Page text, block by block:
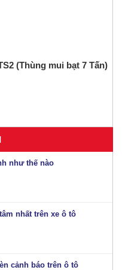
(Thùng mui bạt 7 Tấn)
như thế nào
nhất trên xe ô tô
cảnh báo trên ô tô